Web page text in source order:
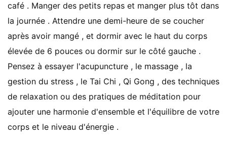
café . Manger des petits repas et manger plus tôt dans
la journée . Attendre une demi-heure de se coucher
après avoir mangé , et dormir avec le haut du corps
élevée de 6 pouces ou dormir sur le côté gauche .
Pensez à essayer l'acupuncture , le massage , la
gestion du stress , le Tai Chi , Qi Gong , des techniques
de relaxation ou des pratiques de méditation pour
ajouter une harmonie d'ensemble et l'équilibre de votre
corps et le niveau d'énergie .